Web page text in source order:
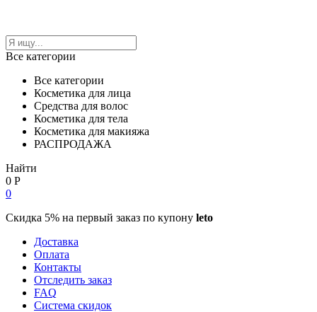
Все категории
Все категории
Косметика для лица
Средства для волос
Косметика для тела
Косметика для макияжа
РАСПРОДАЖА
Найти
0 Р
0
Скидка 5% на первый заказ по купону leto
Доставка
Оплата
Контакты
Отследить заказ
FAQ
Система скидок